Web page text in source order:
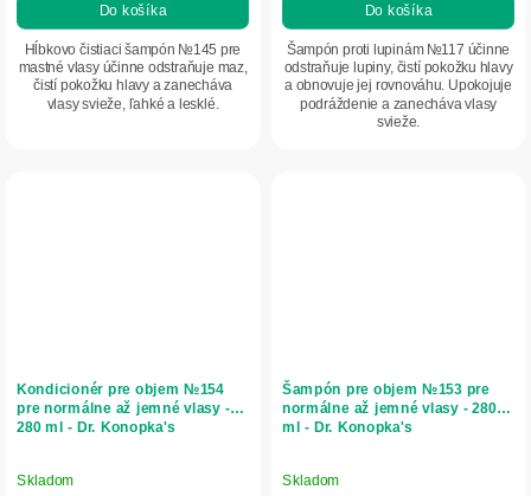
Do košíka
Hĺbkovo čistiaci šampón №145 pre
mastné vlasy účinne odstraňuje maz,
čistí pokožku hlavy a zanecháva
vlasy svieže, ľahké a lesklé.
Do košíka
Šampón proti lupinám №117 účinne
odstraňuje lupiny, čistí pokožku hlavy
a obnovuje jej rovnováhu. Upokojuje
podráždenie a zanecháva vlasy
svieže.
Kondicionér pre objem №154
pre normálne až jemné vlasy -
280 ml - Dr. Konopka's
Skladom
Šampón pre objem №153 pre
normálne až jemné vlasy - 280
ml - Dr. Konopka's
Skladom